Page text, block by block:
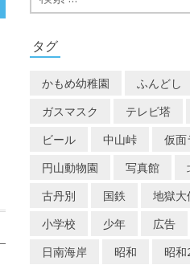
索:
タグ
かもめ幼稚園 ふんどし
ガスマスク
テレビ塔
ビール
中山峠 仮面
円山動物園
写真館
古丹別
国鉄 地獄大
小学校
少年 広告
日南海岸
昭和
昭